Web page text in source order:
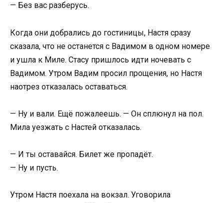
— Без вас разберусь.
Когда они добрались до гостиницы, Настя сразу
сказала, что не останется с Вадимом в одном номере
и ушла к Миле. Стасу пришлось идти ночевать с
Вадимом. Утром Вадим просил прощения, но Настя
наотрез отказалась оставаться.
— Ну и вали. Ещё пожалеешь. — Он сплюнул на пол.
Мила уезжать с Настей отказалась.
— И ты оставайся. Билет же пропадёт.
— Ну и пусть.
Утром Настя поехала на вокзал. Уговорила